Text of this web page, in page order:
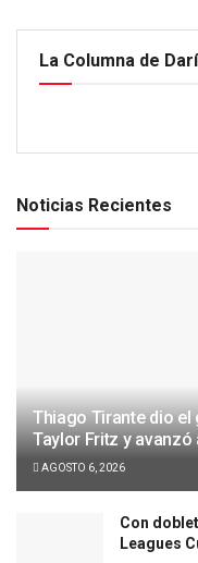
La Columna de
Noticias Recientes
Thiago Tirante dio el
Taylor Fritz y
AGOSTO 6, 2026
Con
Leagues